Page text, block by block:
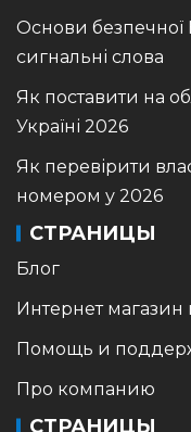
Основи
сигнальні слова
Як поставити на
Україні 2026
Як перевірити
номером у 2026
СТРАНИЦЫ
Блог
Интернет
Помощь и
Про компанию
СТРАНИЦЫ